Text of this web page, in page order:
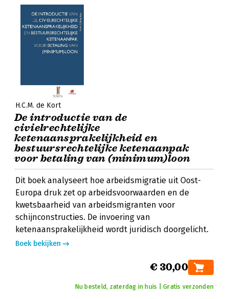
H.C.M. de Kort
De introductie van de
civielrechtelijke
ketenaansprakelijkheid en
bestuursrechtelijke ketenaanpak
voor betaling van (minimum)loon
Dit boek analyseert hoe arbeidsmigratie uit Oost-
Europa druk zet op arbeidsvoorwaarden en de
kwetsbaarheid van arbeidsmigranten voor
schijnconstructies. De invoering van
ketenaansprakelijkheid wordt juridisch doorgelicht.
Boek bekijken
€ 30,00
Nu besteld, zaterdag in huis | Gratis verzonden